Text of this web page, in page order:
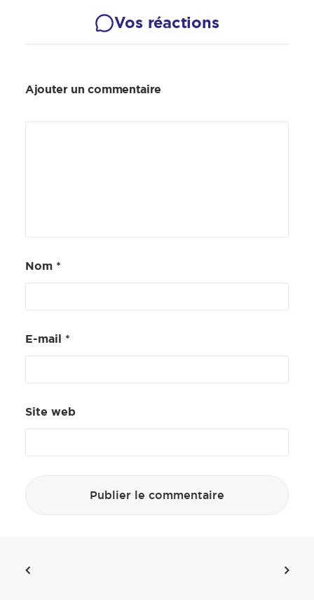
Vos réactions
Ajouter un commentaire
Nom *
E-mail *
Site web